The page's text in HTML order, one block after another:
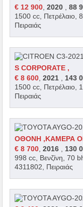
€ 12 900 ,2020 ,88
1500 cc, Πετρέλαιο,
Πειραιάς
S CORPORATE ,
€ 8 600 ,2021
143
1500 cc, Πετρέλαιο,
Πειραιάς
ΟΘΟΝΗ ,ΚΑΜΕΡΑ
€ 8 700 ,2016
130
998 cc, Βενζίνη, 70
4311802, Πειραιάς